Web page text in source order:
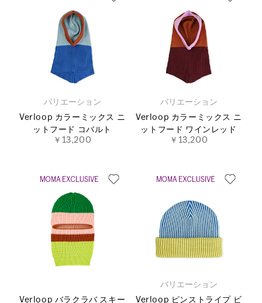
バリエーション
Verloop カラーミックス ニ
ットフード コバルト
￥13,200
バリエーション
Verloop カラーミックス ニ
ットフード ワインレッド
￥13,200
Verloop バラクラバ スキー
バリエーション
Verloop ピンストライプ ビ